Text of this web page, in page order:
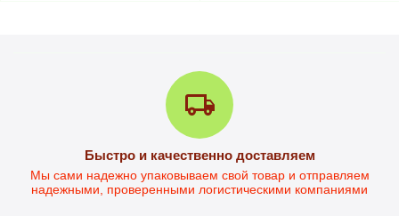
Письменный стол Дейв-1
в наличии
Стол письменный Дейв-2L
в наличии
Быстро и качественно доставляем
Мы сами надежно упаковываем свой товар и отправляем
надежными, проверенными логистическими компаниями